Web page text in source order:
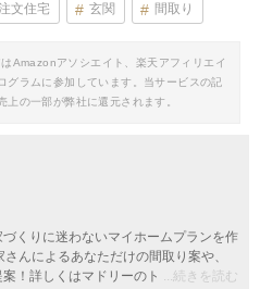
文住宅 玄関 間取り
Amazonアソシエイト、楽天アフィリエイ
グラムに参加しています。当サービスの記
の一部が弊社に還元されます。
...続きを読む
くりに迷わないマイホームプランを作
んによるあなただけの間取り案や、
！詳しくはマドリーのトップページか